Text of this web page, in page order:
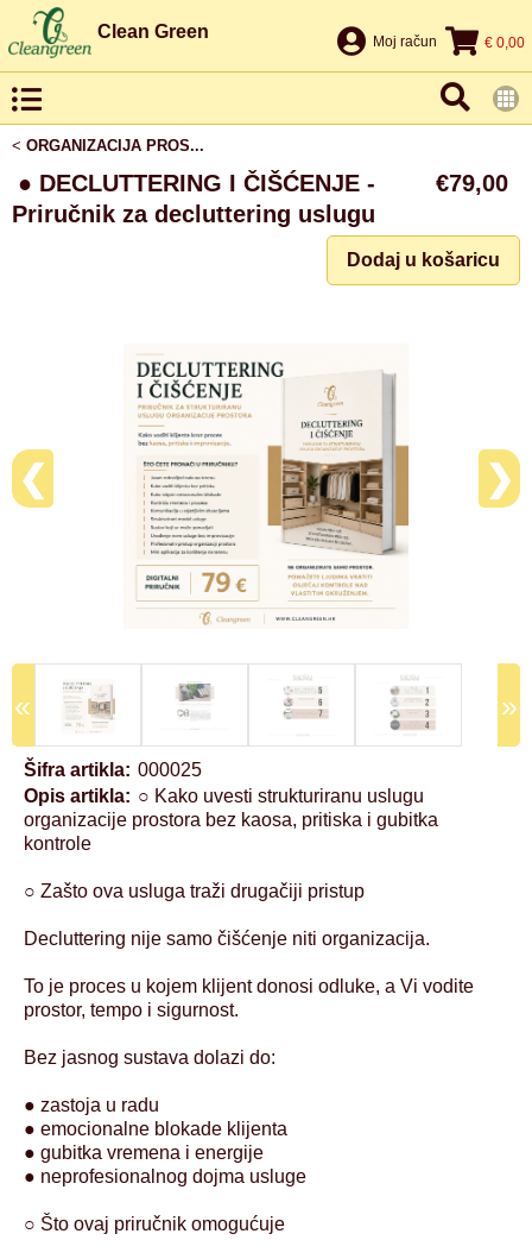
< ORGANIZACIJA PROS...
● DECLUTTERING I ČIŠĆENJE -
Priručnik za decluttering uslugu
€79,00
Dodaj u košaricu
❮ ❯
« »
Šifra artikla: 000025
Opis artikla: ○ Kako uvesti strukturiranu uslugu
organizacije prostora bez kaosa, pritiska i gubitka
kontrole
○ Zašto ova usluga traži drugačiji pristup
Decluttering nije samo čišćenje niti organizacija.
To je proces u kojem klijent donosi odluke, a Vi vodite
prostor, tempo i sigurnost.
Bez jasnog sustava dolazi do:
● zastoja u radu
● emocionalne blokade klijenta
● gubitka vremena i energije
● neprofesionalnog dojma usluge
○ Što ovaj priručnik omogućuje
Clean Green Moj račun € 0,00